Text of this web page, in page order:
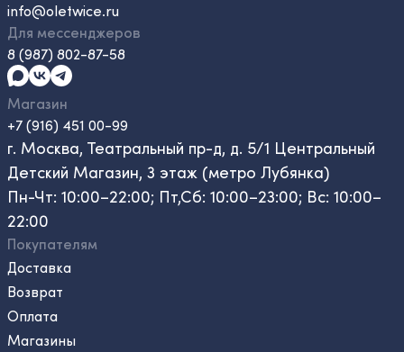
info@oletwice.ru
Для мессенджеров
8 (987) 802-87-58
Магазин
+7 (916) 451 00-99
г. Москва, Театральный пр-д, д. 5/1 Центральный
Детский Магазин, 3 этаж (метро Лубянка)
Пн-Чт: 10:00–22:00; Пт,Сб: 10:00–23:00; Вс: 10:00–
22:00
Покупателям
Доставка
Возврат
Оплата
Магазины